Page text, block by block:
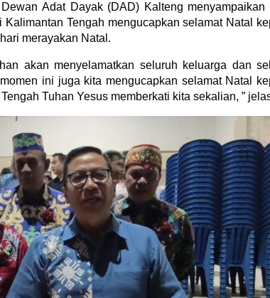
Adat Dayak (DAD) Kalteng menyampaikan
Tengah mengucapkan selamat Natal
merayakan Natal.
akan menyelamatkan seluruh keluarga dan
ini juga kita mengucapkan selamat Natal
Tuhan Yesus memberkati kita sekalian, ”